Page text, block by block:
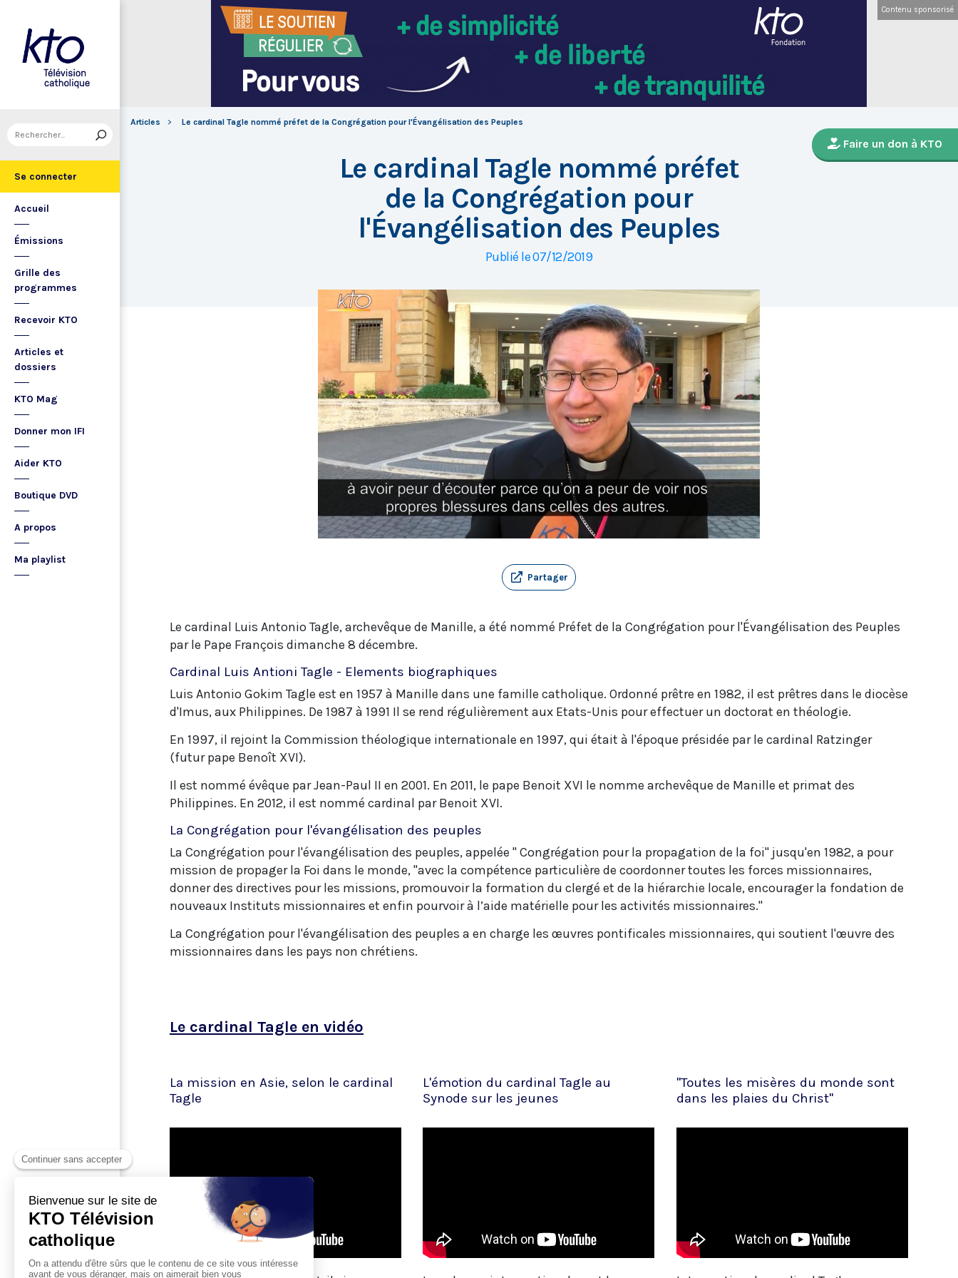
Se connecter
Accueil
Émissions
Grille des
programmes
Recevoir KTO
Articles et
dossiers
KTO Mag
Donner mon IFI
Aider KTO
Boutique DVD
A propos
Ma playlist
Contenu sponsorisé
Articles Le cardinal Tagle nommé préfet de la Congrégation pour l'Évangélisation des Peuples
Faire un don à KTO
Le cardinal Tagle nommé préfet
de la Congrégation pour
l'Évangélisation des Peuples
Publié le 07/12/2019
Partager
Le cardinal Luis Antonio Tagle, archevêque de Manille, a été nommé Préfet de la Congrégation pour l'Évangélisation des Peuples
par le Pape François dimanche 8 décembre.
Cardinal Luis Antioni Tagle - Elements biographiques
Luis Antonio Gokim Tagle est en 1957 à Manille dans une famille catholique. Ordonné prêtre en 1982, il est prêtres dans le diocèse
d'Imus, aux Philippines. De 1987 à 1991 Il se rend régulièrement aux Etats-Unis pour effectuer un doctorat en théologie.
En 1997, il rejoint la Commission théologique internationale en 1997, qui était à l'époque présidée par le cardinal Ratzinger
(futur pape Benoît XVI).
Il est nommé évêque par Jean-Paul II en 2001. En 2011, le pape Benoit XVI le nomme archevêque de Manille et primat des
Philippines. En 2012, il est nommé cardinal par Benoit XVI.
La Congrégation pour l'évangélisation des peuples
La Congrégation pour l'évangélisation des peuples, appelée " Congrégation pour la propagation de la foi" jusqu'en 1982, a pour
mission de propager la Foi dans le monde, "avec la compétence particulière de coordonner toutes les forces missionnaires,
donner des directives pour les missions, promouvoir la formation du clergé et de la hiérarchie locale, encourager la fondation de
nouveaux Instituts missionnaires et enfin pourvoir à l’aide matérielle pour les activités missionnaires."
La Congrégation pour l'évangélisation des peuples a en charge les œuvres pontificales missionnaires, qui soutient l'œuvre des
missionnaires dans les pays non chrétiens.
Le cardinal Tagle en vidéo
La mission en Asie, selon le cardinal
Tagle
L'émotion du cardinal Tagle au
Synode sur les jeunes
"Toutes les misères du monde sont
dans les plaies du Christ"